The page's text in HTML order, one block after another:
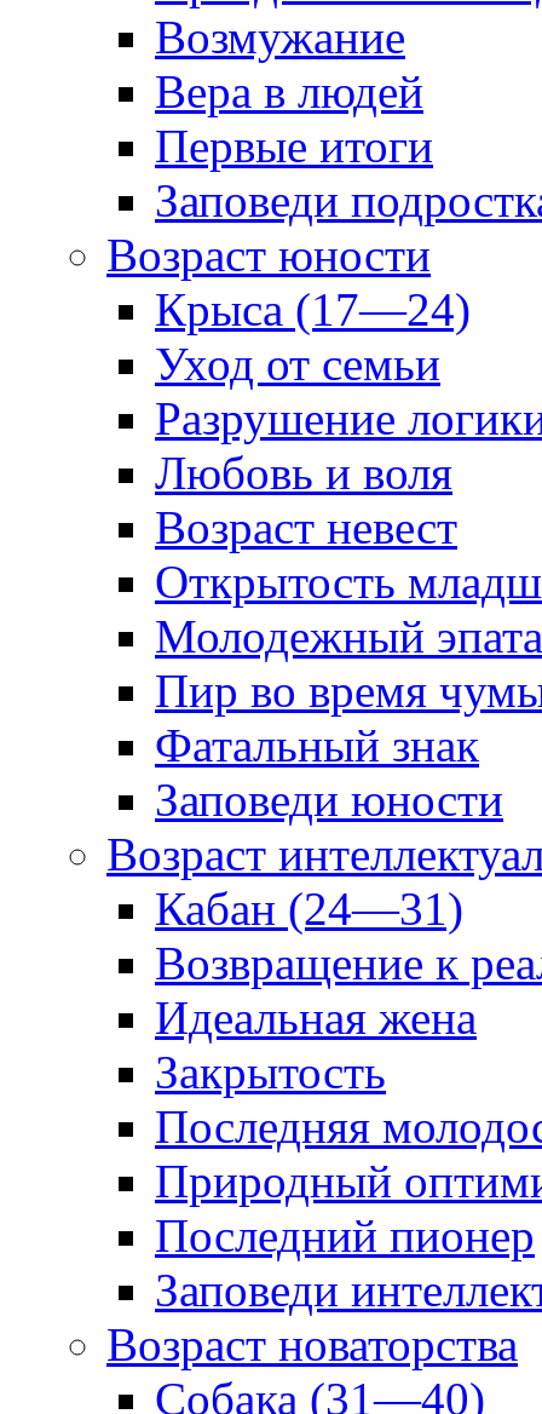
Возмужание
Вера в людей
Первые итоги
Заповеди
Возраст юности
Крыса (17—24)
Уход от семьи
Разрушение
Любовь и воля
Возраст невест
Открытость
Молодежный
Пир во время
Фатальный знак
Заповеди юности
Возраст
Кабан (24—31)
Возвращение к
Идеальная жена
Закрытость
Последняя
Природный
Последний пионер
Заповеди
Возраст новаторства
Собака (31—40)